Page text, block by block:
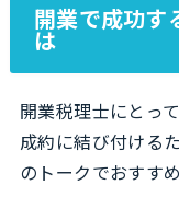
開業で成功す
は
開業税理士にとっ
成約に結び付ける
のトークでおすす